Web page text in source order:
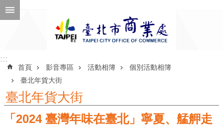
跳到主要內容區塊
公
告
::::::
首頁 影音專區 活動相簿
個別活動相簿
臺北年貨大街
臺北年貨大街
「2024 臺灣年味在臺北」寧夏、艋舺走